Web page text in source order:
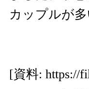
カップルが
[資料: https://